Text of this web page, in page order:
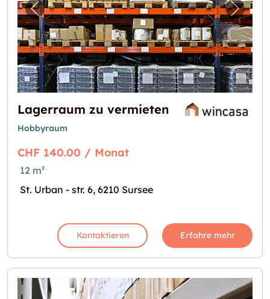
Vorheriges Bild für "Lagerraum zu
Lagerraum zu vermieten
Hobbyraum
CHF 140.00 / Monat
12 m²
St. Urban - str. 6, 6210 Sursee
Kontaktieren Erfahre mehr